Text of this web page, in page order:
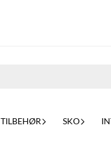
TILBEHØR SKO